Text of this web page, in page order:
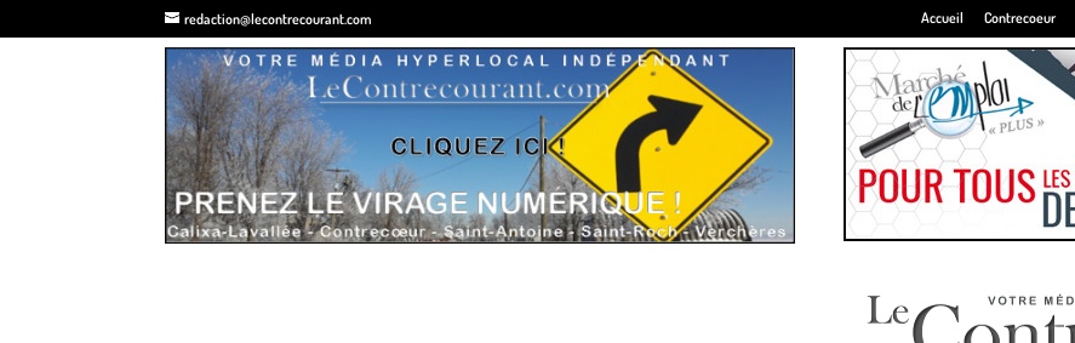
redaction@lecontrecourant.com Accueil Contrecoeur